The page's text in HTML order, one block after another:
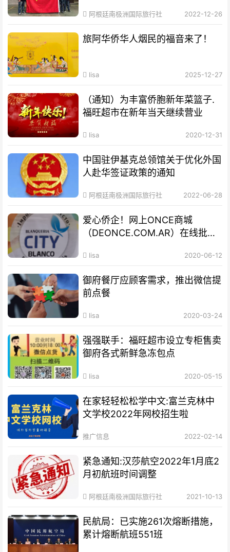
阿根廷南极洲国际旅行社 2022-12-26
旅阿华侨华人烟民的福音来了！
lisa 2025-12-27
（通知）为丰富侨胞新年菜篮子.
福旺超市在新年当天继续营业
lisa 2020-12-31
中国驻伊基克总领馆关于优化外国
人赴华签证政策的通知
阿根廷南极洲国际旅行社 2022-06-28
爱心侨企！网上ONCE商城
（DEONCE.COM.AR）在线批发
lisa 2020-06-12
御府餐厅应顾客需求，推出微信提
前点餐
lisa 2020-03-24
强强联手：福旺超市设立专柜售卖
御府各式新鲜急冻包点
lisa 2020-05-15
在家轻轻松松学中文:富兰克林中
文学校2022年网校招生啦
推广信息 2022-02-14
紧急通知:汉莎航空2022年1月底2
月初航班时间调整
阿根廷南极洲国际旅行社 2021-10-13
民航局：已实施261次熔断措施，
累计熔断航班551班